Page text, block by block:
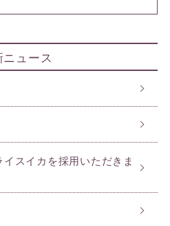
ュース
スイカを採用いただきま